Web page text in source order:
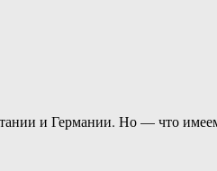
и Германии. Но — что